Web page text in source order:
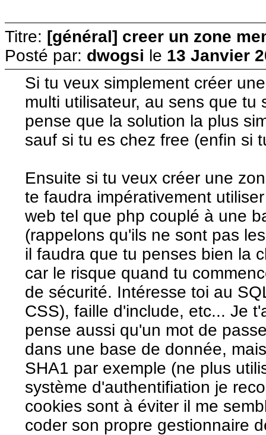
Titre: [général] creer un zone
Posté par: dwogsi le 13 Janvier
Si tu veux simplement créer
multi utilisateur, au sens que tu
pense que la solution la plus
sauf si tu es chez free (enfin si
Ensuite si tu veux créer une
te faudra impérativement
web tel que php couplé à une
(rappelons qu'ils ne sont pas
il faudra que tu penses bien la
car le risque quand tu
de sécurité. Intéresse toi au
CSS), faille d'include, etc... Je
pense aussi qu'un mot de
dans une base de donnée,
SHA1 par exemple (ne plus
système d'authentifiation je
cookies sont à éviter il me
coder son propre gestionnaire